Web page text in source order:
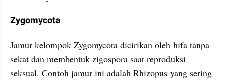
Zygomycota
Jamur kelompok Zygomycota dicirikan oleh hifa tanpa
sekat dan membentuk zigospora saat reproduksi
seksual. Contoh jamur ini adalah Rhizopus yang sering